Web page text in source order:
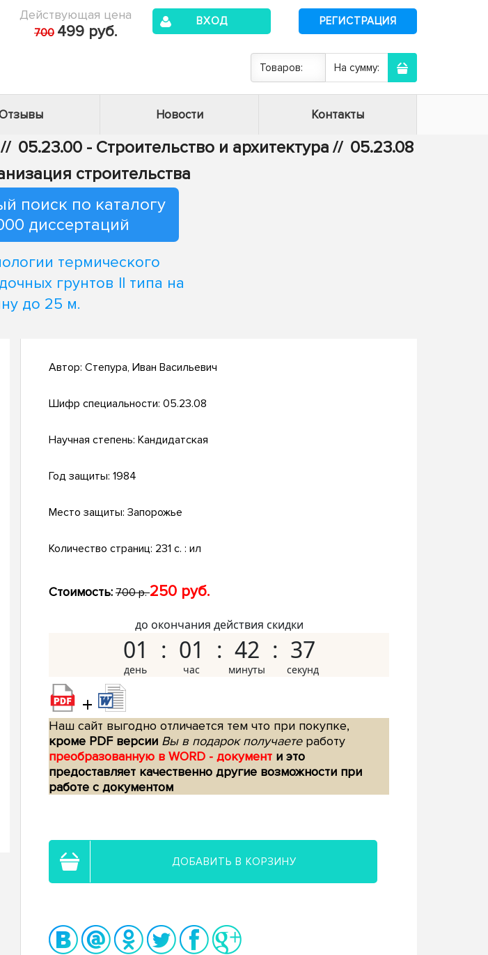
Действующая цена
700 499 руб.
ВХОД РЕГИСТРАЦИЯ
Товаров: На сумму:
Новости Контакты
// 05.23.00 - Строительство и архитектура // 05.23.08
строительства
поиск по каталогу
диссертаций
термического
грунтов II типа на
до 25 м.
Автор: Степура, Иван Васильевич
Шифр специальности: 05.23.08
Научная степень: Кандидатская
Год защиты: 1984
Место защиты: Запорожье
Количество страниц: 231 c. : ил
Стоимость: 700 р.250 руб.
до окончания действия скидки
01 01 42 36
+
Наш сайт выгодно отличается тем что при покупке,
кроме PDF версии Вы в подарок получаетеработу
преобразованную в WORD - документ и это
предоставляет качественно другие возможности при
работе с документом
ДОБАВИТЬ В КОРЗИНУ